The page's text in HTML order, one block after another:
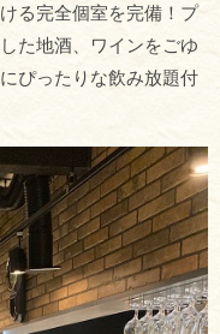
る完全個室を完備！プ
た地酒、ワインをごゆ
ぴったりな飲み放題付